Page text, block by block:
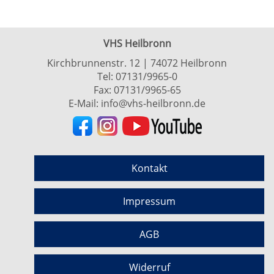
VHS Heilbronn
Kirchbrunnenstr. 12 | 74072 Heilbronn
Tel: 07131/9965-0
Fax: 07131/9965-65
E-Mail: info@vhs-heilbronn.de
Kontakt
Impressum
AGB
Widerruf